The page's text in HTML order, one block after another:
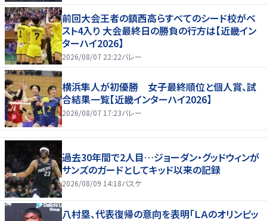
前回大会王者の鎮西高らすべてのシード校がベ
スト4入り 大会最終日の勝負の行方は【近畿イン
ターハイ2026】
2026/08/07 22:22バレー
横浜隼人が初優勝 女子最終順位と個人賞、試
合結果一覧【近畿インターハイ2026】
2026/08/07 17:23バレー
過去30年間で2人目…ジョーダン・グッドウィンが
サンズのガードとしてキッド以来の記録
2026/08/09 14:18バスケ
八村塁、代表復帰の意向を表明「ＬＡのオリンピッ